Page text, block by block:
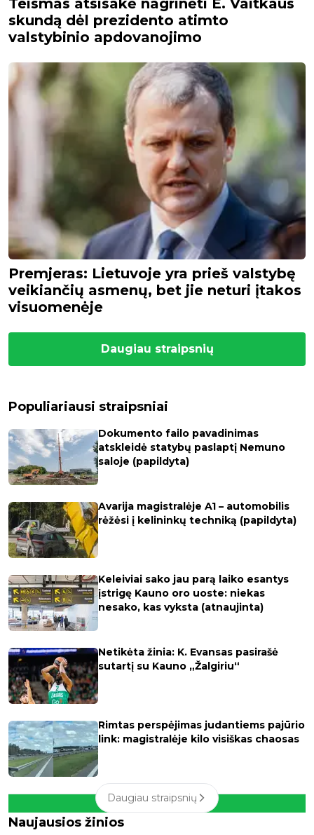
Teismas atsisakė nagrinėti E. Vaitkaus
skundą dėl prezidento atimto
valstybinio apdovanojimo
Premjeras: Lietuvoje yra prieš valstybę
veikiančių asmenų, bet jie neturi įtakos
visuomenėje
Daugiau straipsnių
Populiariausi straipsniai
Dokumento failo pavadinimas
atskleidė statybų paslaptį Nemuno
saloje (papildyta)
Avarija magistralėje A1 – automobilis
rėžėsi į kelininkų techniką (papildyta)
Keleiviai sako jau parą laiko esantys
įstrigę Kauno oro uoste: niekas
nesako, kas vyksta (atnaujinta)
Netikėta žinia: K. Evansas pasirašė
sutartį su Kauno „Žalgiriu“
Rimtas perspėjimas judantiems pajūrio
link: magistralėje kilo visiškas chaosas
Daugiau straipsnių
Naujausios žinios